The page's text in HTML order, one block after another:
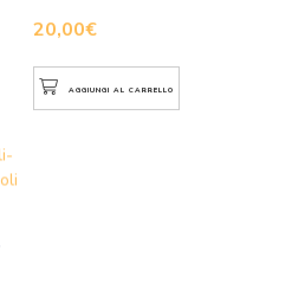
20,00€
AGGIUNGI AL CARRELLO